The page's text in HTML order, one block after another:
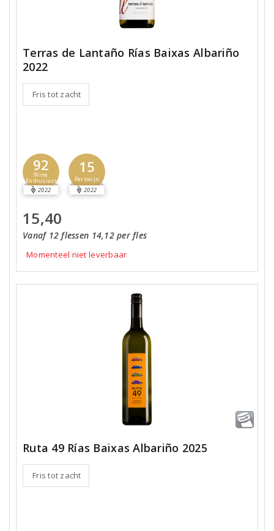
Terras de Lantaño Rías Baixas Albariño
2022
Fris tot zacht
92
Wine
Enthusiast
2022
15
Perswijn
2022
15,40
Vanaf 12 flessen 14,12 per fles
Momenteel niet leverbaar
Ruta 49 Rías Baixas Albariño 2025
Fris tot zacht